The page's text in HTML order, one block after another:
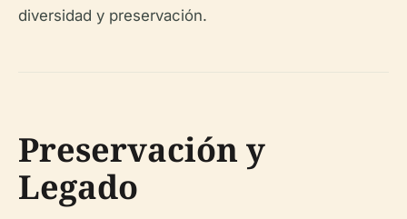
diversidad y preservación.
Preservación y
Legado